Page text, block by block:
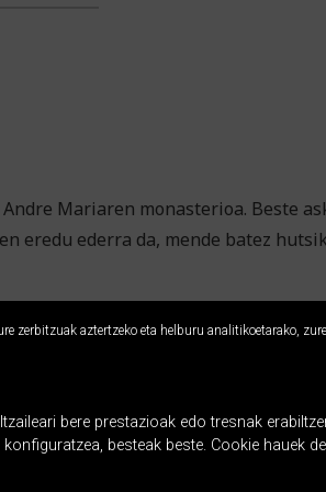
Mariaren monasterioa. Beste
eredu ederra da, mende batez
zerbitzuak aztertzeko eta helburu analitikoetarako, zure
bere prestazioak edo tresnak
besteak beste. Cookie hauek